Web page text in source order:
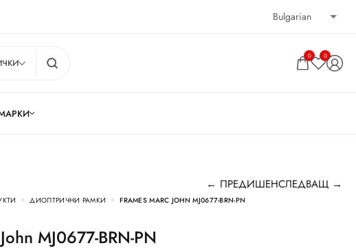
0 0
← ПРЕДИШЕНСЛЕДВАЩ →
ДИОПТРИЧНИ РАМКИ FRAMES MARC JOHN MJ0677-BRN-PN
MJ0677-BRN-PN